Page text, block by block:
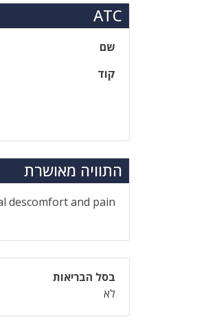
ATC
שם
קוד
התוויה מאושרת
descomfort and pain
בסל הבריאות
לא